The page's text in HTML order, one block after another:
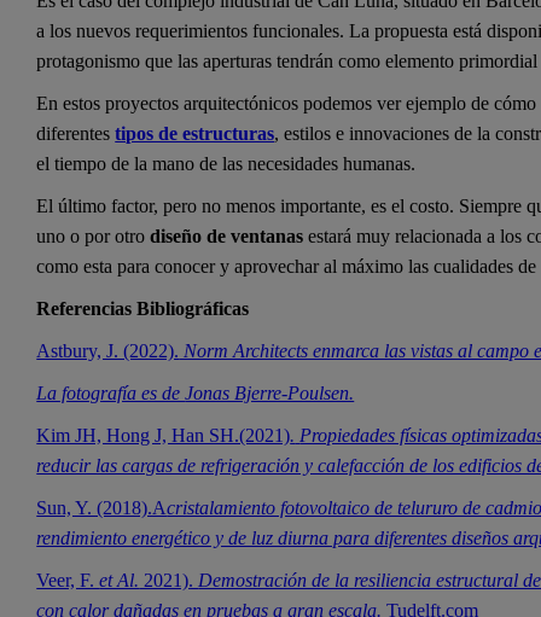
a los nuevos requerimientos funcionales. La propuesta está
protagonismo que las aperturas tendrán como elemento
En estos proyectos arquitectónicos podemos ver ejemplo de
diferentestipos de estructuras, estilos e innovaciones de la
el tiempo de la mano de las necesidades humanas.
El último factor, pero no menos importante, es el costo. Siempre
uno o por otrodiseño de ventanas estará muy relacionada a los
como esta para conocer y aprovechar al máximo las cualidades de
Referencias Bibliográficas
Astbury, J. (2022). Norm Architects enmarca las vistas al campo
La fotografía es deJonas Bjerre-Poulsen.
Kim JH, Hong J, Han SH.(2021). Propiedades físicas
reducir las cargas de refrigeración y calefacción de los edificios
Sun, Y. (2018).Acristalamiento fotovoltaico de telururo de
rendimiento energético y de luz diurna para diferentes diseños
Veer, F.et Al. 2021). Demostración de la resiliencia estructural
con calor dañadas en pruebas a gran escala.Tudelft.com